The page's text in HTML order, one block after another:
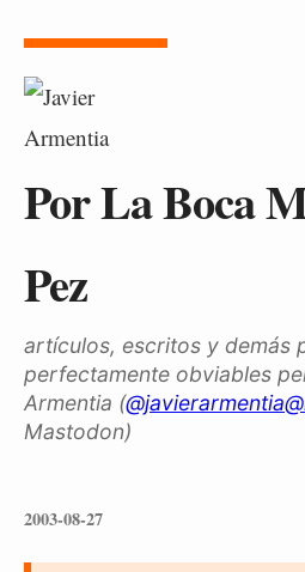
Por La Boca
Pez
artículos, escritos y demás
perfectamente obviables
Armentia (
Mastodon)
2003-08-27